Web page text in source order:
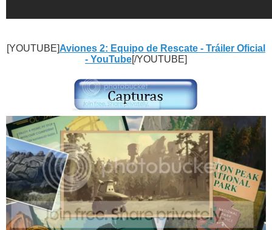
[YOUTUBE]Aviones 2: Equipo de Rescate - Tráiler Oficial
- YouTube[/YOUTUBE]